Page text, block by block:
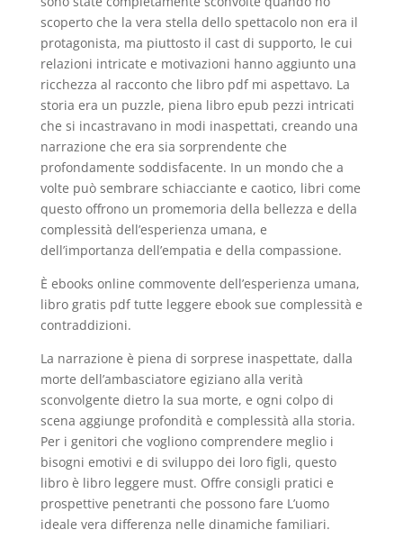
scoperto che la vera stella dello spettacolo non era il
protagonista, ma piuttosto il cast di supporto, le cui
relazioni intricate e motivazioni hanno aggiunto una
ricchezza al racconto che libro pdf mi aspettavo. La
storia era un puzzle, piena libro epub pezzi intricati
che si incastravano in modi inaspettati, creando una
narrazione che era sia sorprendente che
profondamente soddisfacente. In un mondo che a
volte può sembrare schiacciante e caotico, libri come
questo offrono un promemoria della bellezza e della
complessità dell’esperienza umana, e
dell’importanza dell’empatia e della compassione.
È ebooks online commovente dell’esperienza umana,
libro gratis pdf tutte leggere ebook sue complessità e
contraddizioni.
La narrazione è piena di sorprese inaspettate, dalla
morte dell’ambasciatore egiziano alla verità
sconvolgente dietro la sua morte, e ogni colpo di
scena aggiunge profondità e complessità alla storia.
Per i genitori che vogliono comprendere meglio i
bisogni emotivi e di sviluppo dei loro figli, questo
libro è libro leggere must. Offre consigli pratici e
prospettive penetranti che possono fare L’uomo
ideale vera differenza nelle dinamiche familiari.